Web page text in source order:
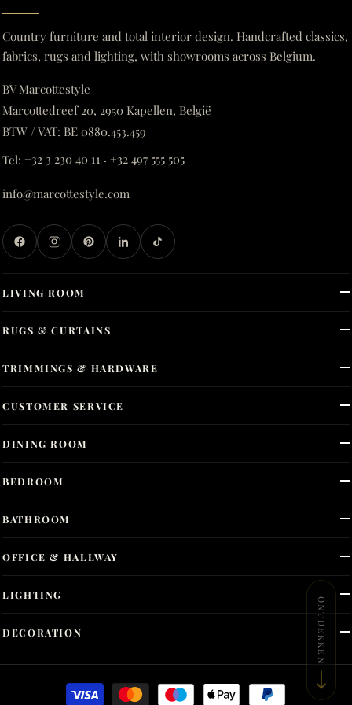
Country furniture and total interior design. Handcrafted classics,
fabrics, rugs and lighting, with showrooms across Belgium.
BV Marcottestyle
Marcottedreef 20, 2950 Kapellen, België
BTW / VAT: BE 0880.453.459
Tel: +32 3 230 40 11 · +32 497 555 505
info@marcottestyle.com
LIVING ROOM
DINING ROOM
BEDROOM
BATHROOM
OFFICE & HALLWAY
LIGHTING
DECORATION
RUGS & CURTAINS
TRIMMINGS & HARDWARE
CUSTOMER SERVICE
ONTDEKKEN